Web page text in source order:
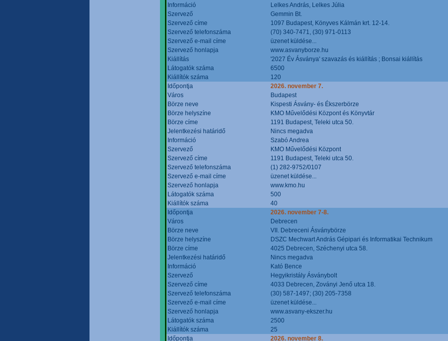
Információ
Lelkes András, Lelkes Júlia
Szervező
Gemmin Bt.
Szervező címe
1097 Budapest, Könyves Kálmán krt. 12-14.
Szervező telefonszáma
(70) 340-7471, (30) 971-0113
Szervező e-mail címe
üzenet küldése...
Szervező honlapja
www.asvanyborze.hu
Kiállítás
'2027 Év Ásványa' szavazás és kiállítás ; Bonsai kiállítás
Látogatók száma
6500
Kiállítók száma
120
Időpontja
2026. november 7.
Város
Budapest
Börze neve
Kispesti Ásvány- és Ékszerbörze
Börze helyszíne
KMO Művelődési Központ és Könyvtár
Börze címe
1191 Budapest, Teleki utca 50.
Jelentkezési határidő
Nincs megadva
Információ
Szabó Andrea
Szervező
KMO Művelődési Központ
Szervező címe
1191 Budapest, Teleki utca 50.
Szervező telefonszáma
(1) 282-9752/0107
Szervező e-mail címe
üzenet küldése...
Szervező honlapja
www.kmo.hu
Látogatók száma
500
Kiállítók száma
40
Időpontja
2026. november 7-8.
Város
Debrecen
Börze neve
VII. Debreceni Ásványbörze
Börze helyszíne
DSZC Mechwart András Gépipari és Informatikai Technikum
Börze címe
4025 Debrecen, Széchenyi utca 58.
Jelentkezési határidő
Nincs megadva
Információ
Kató Bence
Szervező
Hegyikristály Ásványbolt
Szervező címe
4033 Debrecen, Zoványi Jenő utca 18.
Szervező telefonszáma
(30) 587-1497; (30) 205-7358
Szervező e-mail címe
üzenet küldése...
Szervező honlapja
www.asvany-ekszer.hu
Látogatók száma
2500
Kiállítók száma
25
Időpontja
2026. november 8.